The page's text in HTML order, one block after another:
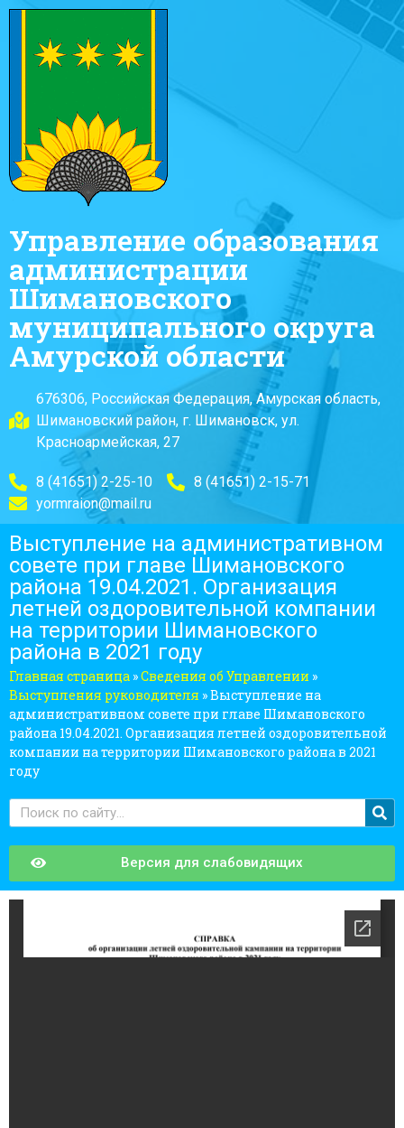
Управление образования
администрации
Шимановского
муниципального округа
Амурской области
676306, Российская Федерация, Амурская область,
Шимановский район, г. Шимановск, ул.
Красноармейская, 27
8 (41651) 2-25-10
8 (41651) 2-15-71
yormraion@mail.ru
Выступление на административном
совете при главе Шимановского
района 19.04.2021. Организация
летней оздоровительной компании
на территории Шимановского
района в 2021 году
Главная страница »Сведения об Управлении »
Выступления руководителя »Выступление на
административном совете при главе Шимановского
района 19.04.2021. Организация летней оздоровительной
компании на территории Шимановского района в 2021
году
Версия для слабовидящих